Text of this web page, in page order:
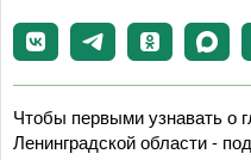
Чтобы первыми узнавать о
Ленинградской области -